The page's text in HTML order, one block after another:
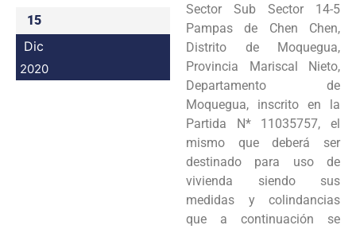
15
Dic
2020
Sector Sub Sector 14-5
Pampas de Chen Chen,
Distrito de Moquegua,
Provincia Mariscal Nieto,
Departamento de
Moquegua, inscrito en la
Partida N* 11035757, el
mismo que deberá ser
destinado para uso de
vivienda siendo sus
medidas y colindancias
que a continuación se